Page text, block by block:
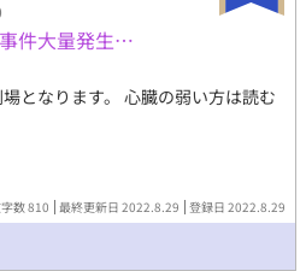
件大量発生…
となります。 心臓の弱い方は読む
数 810 最終更新日 2022.8.29 登録日 2022.8.29